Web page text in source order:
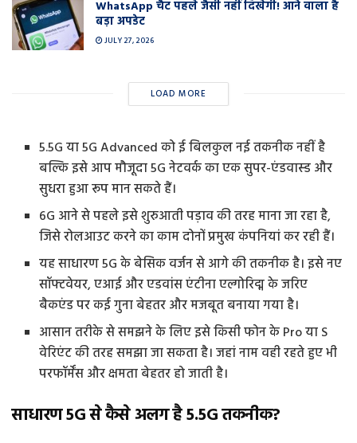
WhatsApp चैट पहले जैसी नहीं दिखेगी! आने वाला है
बड़ा अपडेट
JULY 27, 2026
LOAD MORE
5.5G या 5G Advanced को ई बिलकुल नई तकनीक नहीं है
बल्कि इसे आप मौजूदा 5G नेटवर्क का एक सुपर-एंडवास्ड और
सुधरा हुआ रूप मान सकते हैं।
6G आने से पहले इसे शुरुआती पड़ाव की तरह माना जा रहा है,
जिसे रोलआउट करने का काम दोनों प्रमुख कंपनियां कर रही हैं।
यह साधारण 5G के बेसिक वर्जन से आगे की तकनीक है। इसे नए
सॉफ्टवेयर, एआई और एडवांस एंटीना एल्गोरिद्म के जरिए
बैकएंड पर कई गुना बेहतर और मजबूत बनाया गया है।
आसान तरीके से समझने के लिए इसे किसी फोन के Pro या S
वेरिएंट की तरह समझा जा सकता है। जहां नाम वही रहते हुए भी
परफॉर्मेंस और क्षमता बेहतर हो जाती है।
साधारण 5G से कैसे अलग है 5.5G तकनीक?